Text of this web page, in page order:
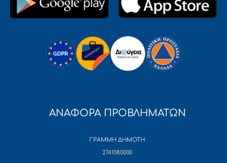
ΑΝΑΦΟΡΑ ΠΡΟΒΛΗΜΑΤΩΝ
ΓΡΑΜΜΗ ΔΗΜΟΤΗ
2741080000